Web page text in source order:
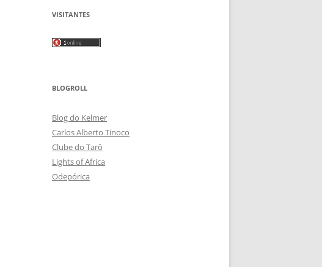
VISITANTES
BLOGROLL
Blog do Kelmer
Carlos Alberto Tinoco
Clube do Tarô
Lights of Africa
Odepórica